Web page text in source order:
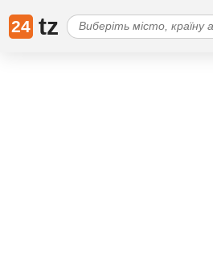
24 tz